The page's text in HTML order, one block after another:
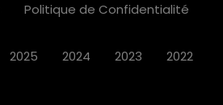
Politique de Confidentialité
2025 2024 2023 2022